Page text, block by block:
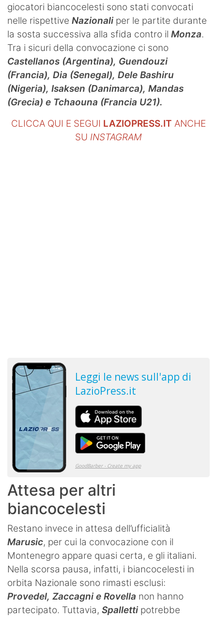
giocatori biancocelesti sono stati convocati
nelle rispettive Nazionali per le partite durante
la sosta successiva alla sfida contro il Monza.
Tra i sicuri della convocazione ci sono
Castellanos (Argentina), Guendouzi
(Francia), Dia (Senegal), Dele Bashiru
(Nigeria), Isaksen (Danimarca), Mandas
(Grecia) e Tchaouna (Francia U21).
CLICCA QUI E SEGUI LAZIOPRESS.IT ANCHE
SU INSTAGRAM
Attesa per altri
biancocelesti
Restano invece in attesa dell’ufficialità
Marusic, per cui la convocazione con il
Montenegro appare quasi certa, e gli italiani.
Nella scorsa pausa, infatti, i biancocelesti in
orbita Nazionale sono rimasti esclusi:
Provedel, Zaccagni e Rovella non hanno
partecipato. Tuttavia, Spalletti potrebbe